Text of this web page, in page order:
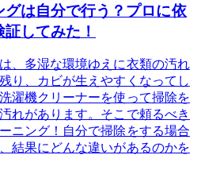
は自分で行う？プロに依
してみた！
、多湿な環境ゆえに衣類の汚れ
り、カビが生えやすくなってし
濯機クリーナーを使って掃除を
れがあります。そこで頼るべき
ニング！自分で掃除をする場合
結果にどんな違いがあるのかを